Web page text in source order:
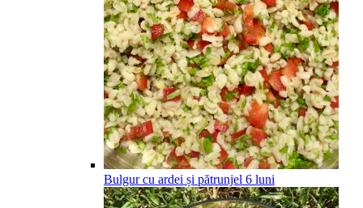
Bulgur cu ardei și pătrunjel 6 luni